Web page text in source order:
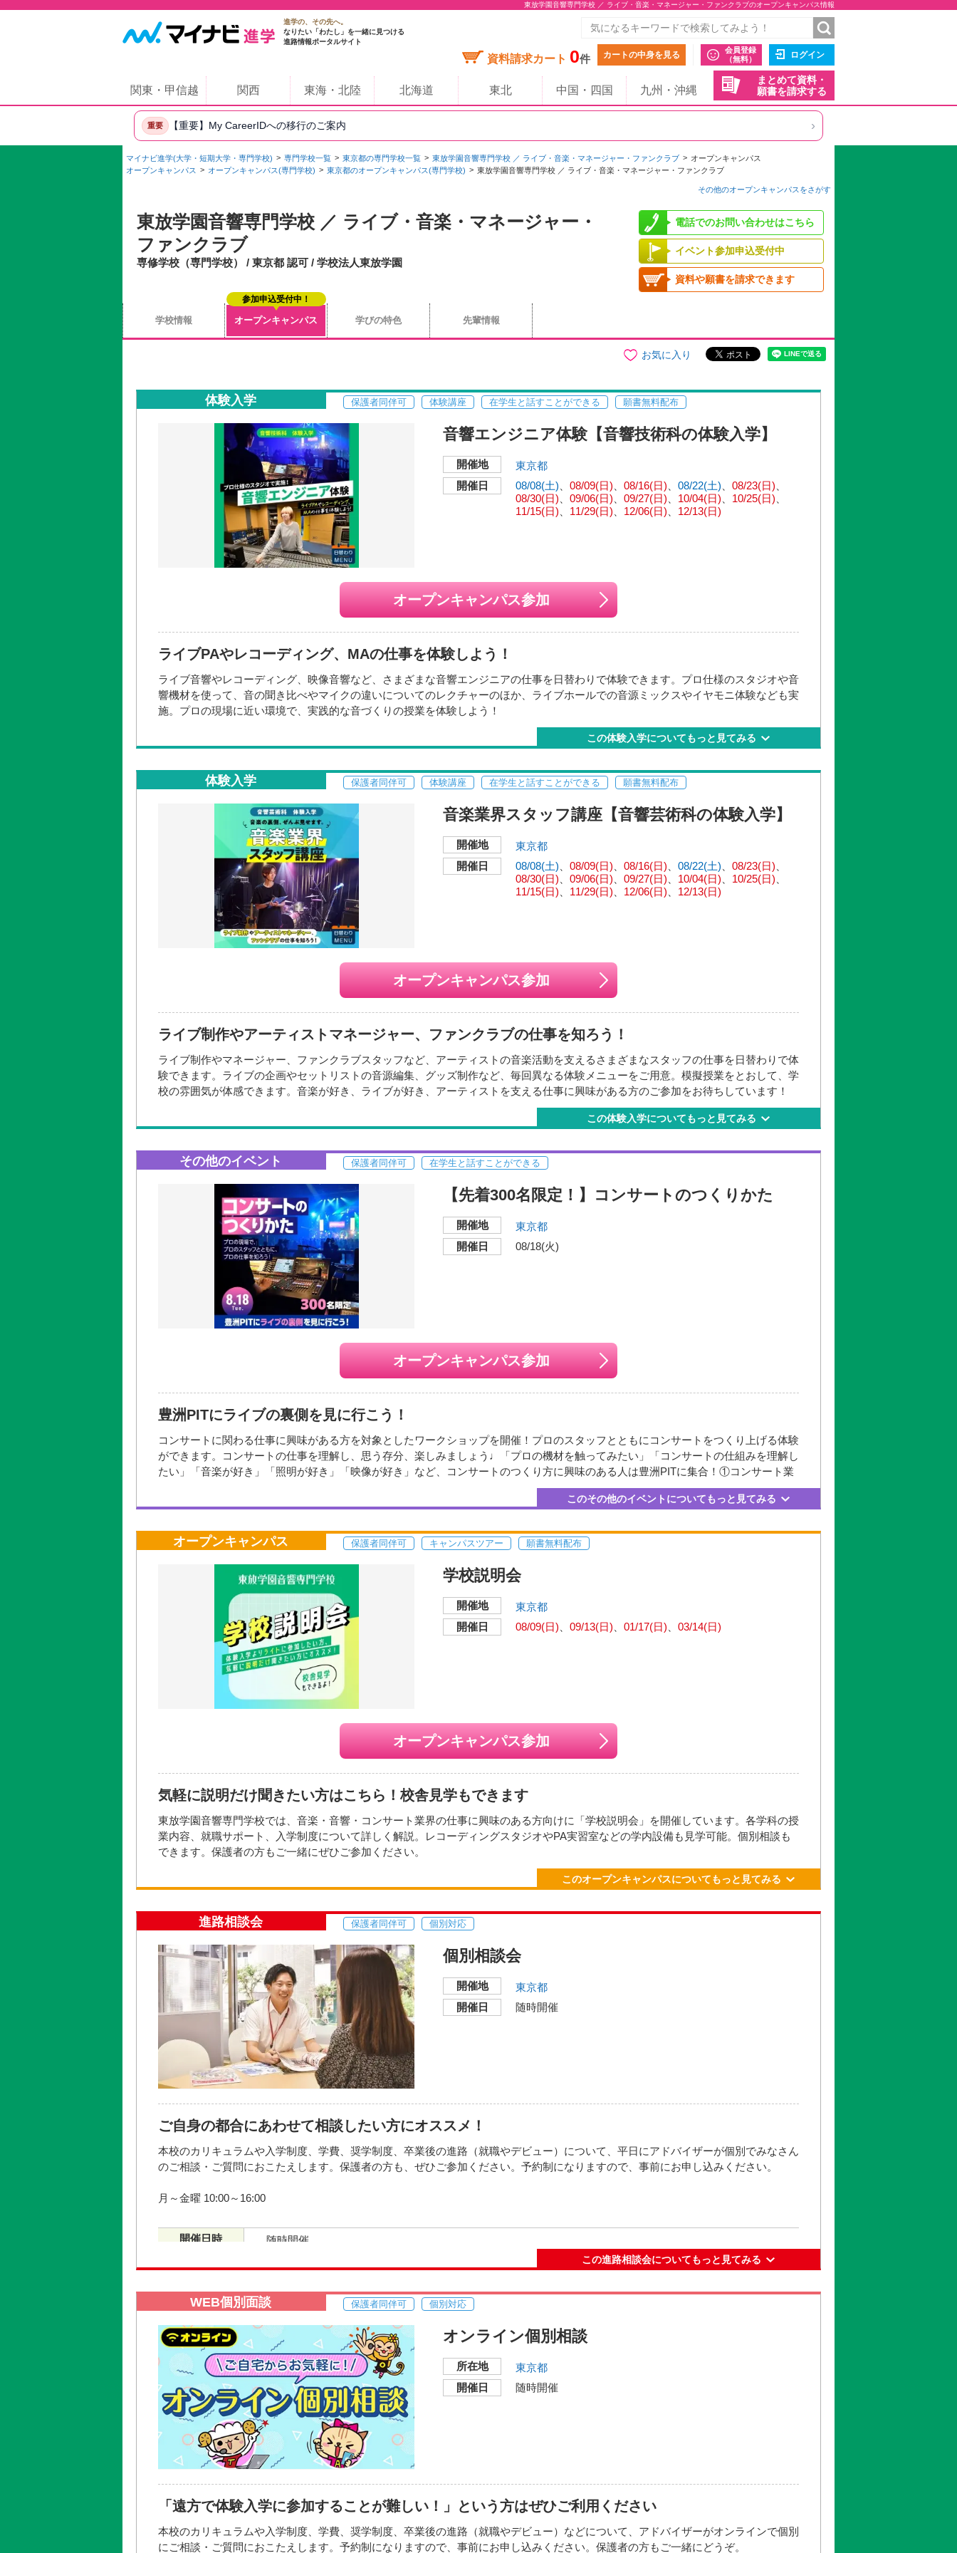
東放学園音響専門学校 ／ ライブ・音楽・マネージャー・ファンクラブのオープンキャンパス情報
進学の、その先へ。
なりたい「わたし」を一緒に見つける
進路情報ポータルサイト
資料請求カート 0件 カートの中身を見る
会員登録
（無料）
ログイン
まとめて資料・
願書を請求する
関東・甲信越 関西 東海・北陸 北海道 東北 中国・四国 九州・沖縄
重要 【重要】My CareerIDへの移行のご案内 ›
マイナビ進学(大学・短期大学・専門学校) 専門学校一覧 東京都の専門学校一覧 東放学園音響専門学校 ／ ライブ・音楽・マネージャー・ファンクラブ
オープンキャンパス
オープンキャンパス
オープンキャンパス(専門学校) 東京都のオープンキャンパス(専門学校) 東放学園音響専門学校 ／ ライブ・音楽・マネージャー・ファンクラブ
その他のオープンキャンパスをさがす
東放学園音響専門学校 ／ ライブ・音楽・マネージャー・
ファンクラブ
専修学校（専門学校） / 東京都 認可 / 学校法人東放学園
電話でのお問い合わせはこちら
イベント参加申込受付中
資料や願書を請求できます
学校情報 オープンキャンパス
参加申込受付中！
学びの特色 先輩情報
お気に入り
体験入学 保護者同伴可 体験講座 在学生と話すことができる 願書無料配布
音響エンジニア体験【音響技術科の体験入学】
開催地
東京都
開催日
08/08(土) 08/09(日) 08/16(日) 08/22(土)
08/23(日)
08/30(日)
09/06(日) 09/27(日) 10/04(日)
10/25(日)
11/15(日)
11/29(日) 12/06(日) 12/13(日)
オープンキャンパス参加
ライブPAやレコーディング、MAの仕事を体験しよう！
ライブ音響やレコーディング、映像音響など、さまざまな音響エンジニアの仕事を日替わりで体験できます。プロ仕様のスタジオや音
響機材を使って、音の聞き比べやマイクの違いについてのレクチャーのほか、ライブホールでの音源ミックスやイヤモニ体験なども実
施。プロの現場に近い環境で、実践的な音づくりの授業を体験しよう！
＼こんな人にオススメ！／
✅PAやレコーディング、MA機材に触ってみたい
✅音響スタッフの仕事の話を聞いてみたい
✅プロ仕様の本格的なスタジオに入ってみたい
✅先生や在校生の雰囲気や授業について知りたい
開催日時 2026年08月08日（土） 2026年08月09日 （日） ※午後の部のみ
2026年08月16日（日）
2026年08月23日（日）
2026年10月25日
2026年12月06日
（日） 2026年12月13日
開催場所
大きい地図で見る
開催地
東放学園音響専門学校 清水橋校舎
（東京都渋谷区本町3-40-6）
交通機関・最寄り駅
■都営地下鉄大江戸線「西新宿五丁目」駅下車A2出口より
徒歩3分
上記申し込みボタンにてお申し込みを受け付けています。
学校法人東放学園 入学相談室
フリーダイヤル 0120‐343‐261（通話無料）
更新日： 2026.05.21
この体験入学についてもっと見てみる
体験入学 保護者同伴可 体験講座 在学生と話すことができる 願書無料配布
音楽業界スタッフ講座【音響芸術科の体験入学】
開催地
東京都
開催日
08/08(土) 08/09(日) 08/16(日) 08/22(土)
08/23(日)
08/30(日)
09/06(日) 09/27(日) 10/04(日)
10/25(日)
11/15(日)
11/29(日) 12/06(日) 12/13(日)
オープンキャンパス参加
ライブ制作やアーティストマネージャー、ファンクラブの仕事を知ろう！
ライブ制作やマネージャー、ファンクラブスタッフなど、アーティストの音楽活動を支えるさまざまなスタッフの仕事を日替わりで体
験できます。ライブの企画やセットリストの音源編集、グッズ制作など、毎回異なる体験メニューをご用意。模擬授業をとおして、学
校の雰囲気が体感できます。音楽が好き、ライブが好き、アーティストを支える仕事に興味がある方のご参加をお待ちしています！
＼こんな人にオススメ！／
✅ライブ制作の流れや仕事内容について知りたい
✅アーティストとファンをつなぐ仕事に関心がある
✅グッズ制作やデザインなどものづくりに興味がある
✅先生や在校生の雰囲気や授業について知りたい
2026年08月08日（土）
2026年08月16日
（日）
2026年08月23日（日）
2026年10月25日
2026年12月06日
（日）
開催場所
大きい地図で見る
開催地
東放学園音響専門学校 清水橋校舎
（東京都渋谷区本町3-40-6）
交通機関・最寄り駅
■都営地下鉄大江戸線「西新宿五丁目」駅下車A2出口より
上記申し込みボタンにてお申し込みを受け付けています。
お問い合わせ先
学校法人東放学園 入学相談室
フリーダイヤル 0120‐343‐261（通話無料）
更新日： 2026.05.21
この体験入学についてもっと見てみる
その他のイベント 保護者同伴可 在学生と話すことができる
【先着300名限定！】コンサートのつくりかた
開催地
東京都
開催日
08/18(火)
オープンキャンパス参加
豊洲PITにライブの裏側を見に行こう！
コンサートに関わる仕事に興味がある方を対象としたワークショップを開催！プロのスタッフとともにコンサートをつくり上げる体験
ができます。コンサートの仕事を理解し、思う存分、楽しみましょう♩「プロの機材を触ってみたい」「コンサートの仕組みを理解し
たい」「音楽が好き」「照明が好き」「映像が好き」など、コンサートのつくり方に興味のある人は豊洲PITに集合！①コンサート業
界の職種解説 ②バックステージツアー ③保護者のためのコンサート業界入門講座 ④コンサート業界体験コーナーなど、さまざまなプ
ログラムをご用意しています。本編ではアーティストによる、ゲストライブもあります！
【ゲストアーティスト】
■Blue rose paradigm
千葉県市川発ロックバンド
2022年夏、高校の軽音部にて結成し、2024年夏からインディーズでの活動を開始。 軽音楽部で培った確かな演奏力で生み出された楽
曲がSNSで話題を呼び、2025年秋から連続型自主企画『衝動と焦燥』を始動。不可能を実現する青薔薇の名を冠し、ライブシーンで
確かな存在感を示す次世代ギターロックバンド。
開催日時 2026年08月18日（火） OPEN 14:15 ／ START 15:00
大きい地図で見る
豊洲PIT（東京都江東区豊洲6-1−23）
■東京メトロ有楽町線「豊洲駅」下車 7番出口より徒歩12
分
参加方法・参加条件
◆要申し込み
上記申し込みボタンにてお申し込みを受け付けています。
お問い合わせ先
学校法人東放学園 入学相談室
フリーダイヤル 0120‐343‐261（通話無料）
このその他のイベントについてもっと見てみる
オープンキャンパス 保護者同伴可 キャンパスツアー 願書無料配布
学校説明会
開催地
東京都
開催日
08/09(日) 09/13(日) 01/17(日) 03/14(日)
オープンキャンパス参加
気軽に説明だけ聞きたい方はこちら！校舎見学もできます
東放学園音響専門学校では、音楽・音響・コンサート業界の仕事に興味のある方向けに「学校説明会」を開催しています。各学科の授
業内容、就職サポート、入学制度について詳しく解説。レコーディングスタジオやPA実習室などの学内設備も見学可能。個別相談も
できます。保護者の方もご一緒にぜひご参加ください。
※日程により開催時間が異なります。
開催日時 2026年08月09日 11:00～12:30
2026年09月13日 （日） 13:30～15:00 2027年01月17日
2027年03月14日 （日） 11:00～12:30
開催場所
参加方法・参加条件
◆要お申し込み
上記申し込みボタンにてお申し込みを受け付けています。
※お申し込みは当日会場でも受け付けています。
お問い合わせ先
学校法人東放学園 入学相談室
このオープンキャンパスについてもっと見てみる
進路相談会 保護者同伴可 個別対応
個別相談会
開催地
東京都
開催日
随時開催
ご自身の都合にあわせて相談したい方にオススメ！
本校のカリキュラムや入学制度、学費、奨学制度、卒業後の進路（就職やデビュー）について、平日にアドバイザーが個別でみなさん
のご相談・ご質問におこたえします。保護者の方も、ぜひご参加ください。予約制になりますので、事前にお申し込みください。
月～金曜 10:00～16:00
開催日時 随時開催
大きい地図で見る
■都営地下鉄大江戸線「西新宿五丁目駅」下車 A2出口ヨ
コ
この進路相談会についてもっと見てみる
WEB個別面談 保護者同伴可 個別対応
オンライン個別相談
所在地
東京都
開催日
随時開催
「遠方で体験入学に参加することが難しい！」という方はぜひご利用ください
本校のカリキュラムや入学制度、学費、奨学制度、卒業後の進路（就職やデビュー）などについて、アドバイザーがオンラインで個別
にご相談・ご質問におこたえします。予約制になりますので、事前にお申し込みください。保護者の方もご一緒にどうぞ。